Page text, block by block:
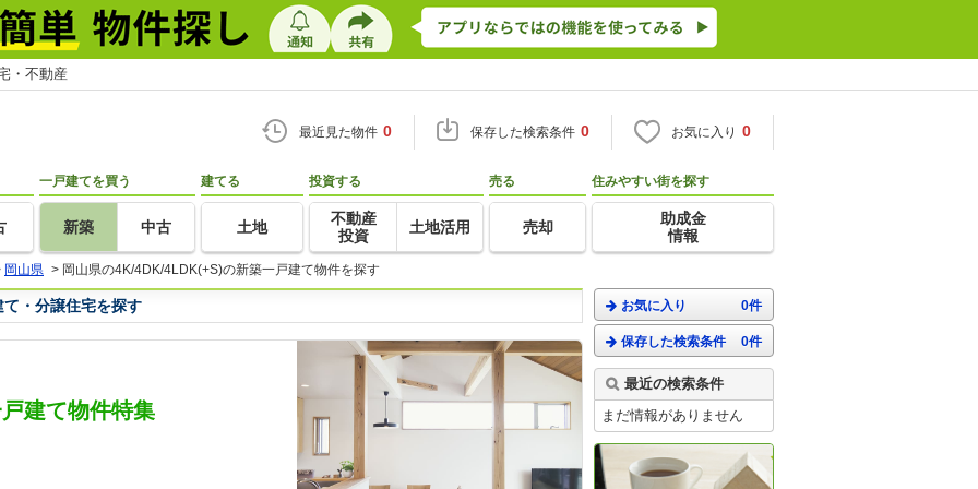
・不動産
最近見た物件 0 保存した検索条件 0 お気に入り 0
一戸建てを買う
新築 中古
建てる
土地
投資する
不動産
投資
土地活用
売る
売却
住みやすい街を探す
助成金
情報
岡山県 > 岡山県の4K/4DK/4LDK(+S)の新築一戸建て物件を探す
・分譲住宅を探す
建て物件特集
お気に入り 0件
保存した検索条件 0件
最近の検索条件
まだ情報がありません